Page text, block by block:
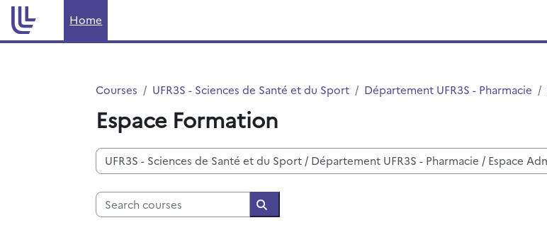
Skip to main content
Home
Courses UFR3S - Sciences de Santé et du Sport Département UFR3S - Pharmacie
Espace Formation
Course categories
Search courses
Search courses